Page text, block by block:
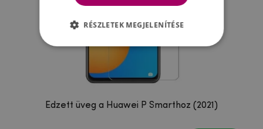
Edzett üveg a Huawei P Smarthoz (2021)
RÉSZLETEK MEGJELENÍTÉSE